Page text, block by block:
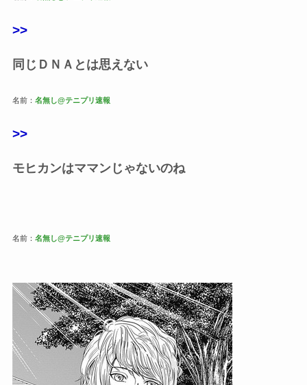
>>
同じＤＮＡとは思えない
名前： 名無し@テニプリ速報
>>
モヒカンはママンじゃないのね
名前： 名無し@テニプリ速報